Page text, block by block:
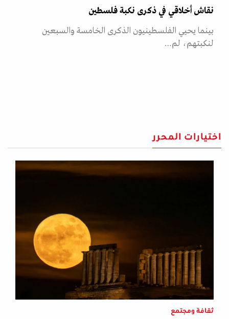
نقاش أخلاقي في ذكرى نكبة فلسطين
بينما يحيي الفلسطينيون الذكرى الخامسة والسبعين
لنكبتهم، لم…
اختيارات المحرر
ثقافة ومجتمع